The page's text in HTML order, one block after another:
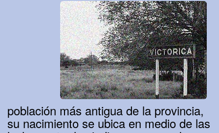
población más antigua de la provincia,
su nacimiento se ubica en medio de las